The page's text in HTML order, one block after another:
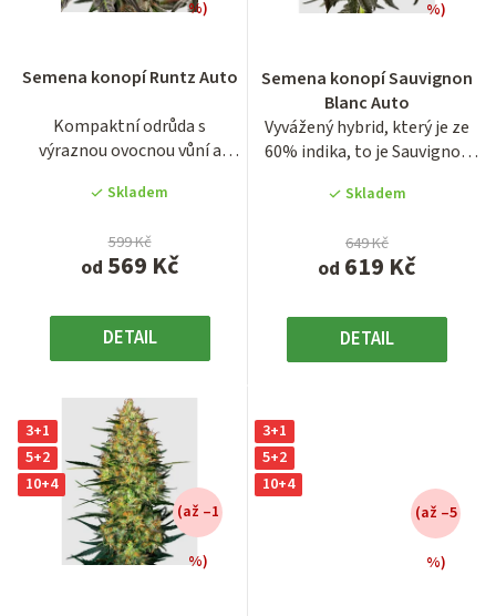
dSemena konopí Runtz Auto
Kompaktní odrůda s
výraznou ovocnou vůní a
je...
Skladem
od 569 Kč
599 Kč
%)
DETAIL
produktu
3,9
z
hvězdiček.
Semena konopí Sauvignon
Blanc Auto
Vyvážený hybrid, který je ze
60% indika, to je Sauvignon
Skladem
od 619 Kč
649 Kč
%)
DETAIL
produktu
je
4,1
z
hvězdiček.
3+1
5+2
10+4
(až –1
%)
3+1
5+2
10+4
(až –5
%)